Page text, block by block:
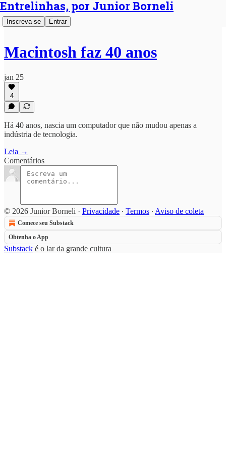
Entrelinhas, por Junior Borneli
Inscreva-se Entrar
Macintosh faz 40 anos
jan 25
4
Há 40 anos, nascia um computador que não mudou apenas a
indústria de tecnologia.
Leia →
Comentários
© 2026 Junior Borneli · Privacidade ∙ Termos ∙ Aviso de coleta
Comece seu Substack
Obtenha o App
Substack é o lar da grande cultura